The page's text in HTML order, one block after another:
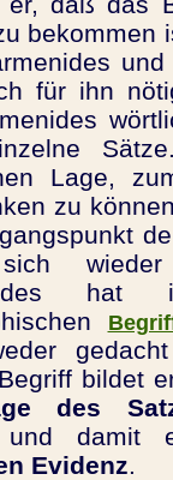
bekommen
für ihn
Lage,
zu
sich
hat
bildet
des
und damit
Evidenz.